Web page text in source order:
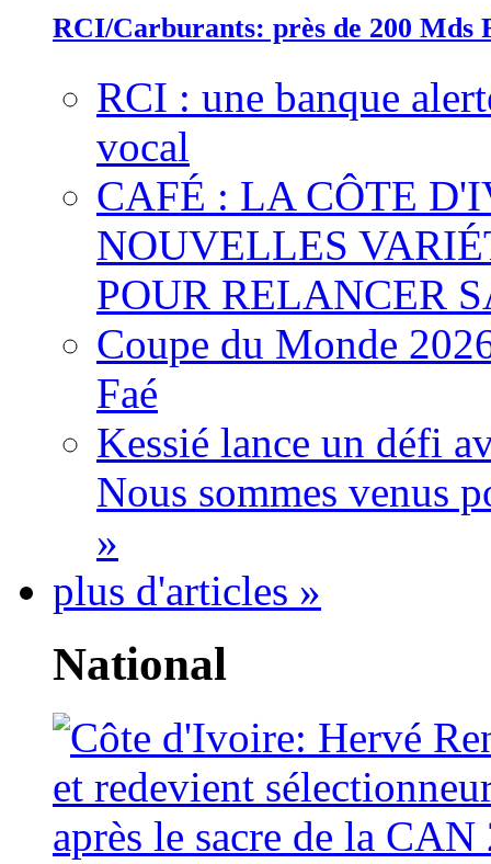
RCI/Carburants: près de 200 Mds
RCI : une banque
vocal
CAFÉ : LA CÔTE
NOUVELLES
POUR RELANCER
Coupe du Monde
Faé
Kessié lance un défi
Nous sommes venus
»
plus d'articles »
National